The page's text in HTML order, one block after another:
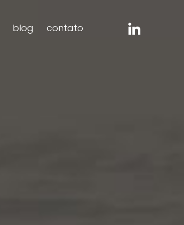
blog contato